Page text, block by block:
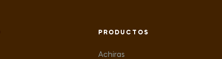
PRODUCTOS
Achiras